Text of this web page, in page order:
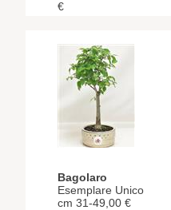
€
Bagolaro
Esemplare Unico
cm 31-49,00 €